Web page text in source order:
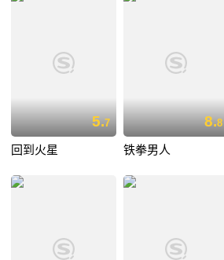
5.7
回到火星
8.8
铁拳男人